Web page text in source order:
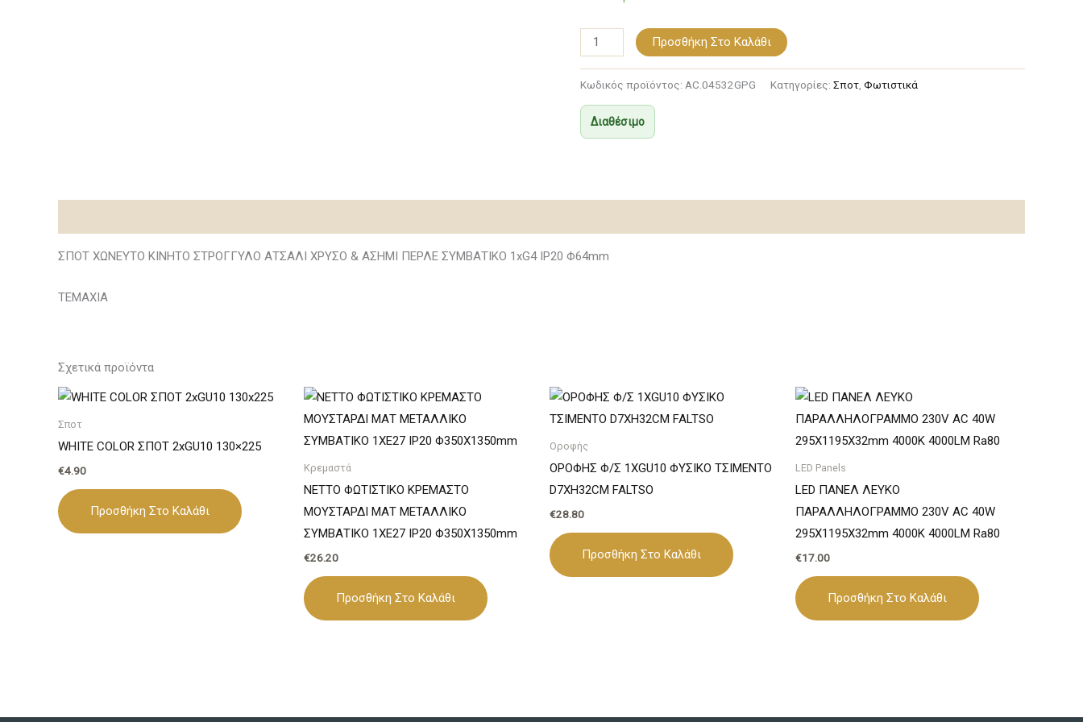
Φ64mm
Προσθήκη Στο Καλάθι
Κωδικός προϊόντος: AC.04532GPG Κατηγορίες: Σποτ Φωτιστικά
Διαθέσιμο
ΣΠΟΤ ΧΩΝΕΥΤΟ ΚΙΝΗΤΟ ΣΤΡΟΓΓΥΛΟ ΑΤΣΑΛΙ ΧΡΥΣΟ & ΑΣΗΜΙ ΠΕΡΛΕ ΣΥΜΒΑΤΙΚΟ 1xG4 IP20 Φ64mm
ΤΕΜΑΧΙΑ
Σχετικά προϊόντα
Σποτ
WHITE COLOR ΣΠΟΤ 2xGU10 130×225
€4.90
Προσθήκη Στο Καλάθι
Κρεμαστά
NETTO ΦΩΤΙΣΤΙΚΟ ΚΡΕΜΑΣΤΟ
ΜΟΥΣΤΑΡΔΙ ΜΑΤ ΜΕΤΑΛΛΙΚΟ
ΣΥΜΒΑΤΙΚΟ 1ΧΕ27 IP20 Φ350Χ1350mm
€26.20
Προσθήκη Στο Καλάθι
Οροφής
ΟΡΟΦΗΣ Φ/Σ 1ΧGU10 ΦΥΣΙΚΟ ΤΣΙΜΕΝΤΟ
D7XH32CM FALTSO
€28.80
Προσθήκη Στο Καλάθι
LED Panels
LED ΠΑΝΕΛ ΛΕΥΚΟ
ΠΑΡΑΛΛΗΛΟΓΡΑΜΜΟ 230V AC 40W
295X1195X32mm 4000K 4000LM Ra80
€17.00
Προσθήκη Στο Καλάθι